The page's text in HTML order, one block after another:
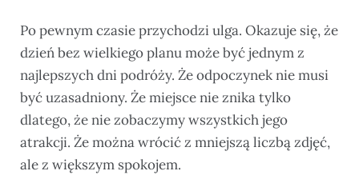
Po pewnym czasie przychodzi ulga. Okazuje się, że
dzień bez wielkiego planu może być jednym z
najlepszych dni podróży. Że odpoczynek nie musi
być uzasadniony. Że miejsce nie znika tylko
dlatego, że nie zobaczymy wszystkich jego
atrakcji. Że można wrócić z mniejszą liczbą zdjęć,
ale z większym spokojem.